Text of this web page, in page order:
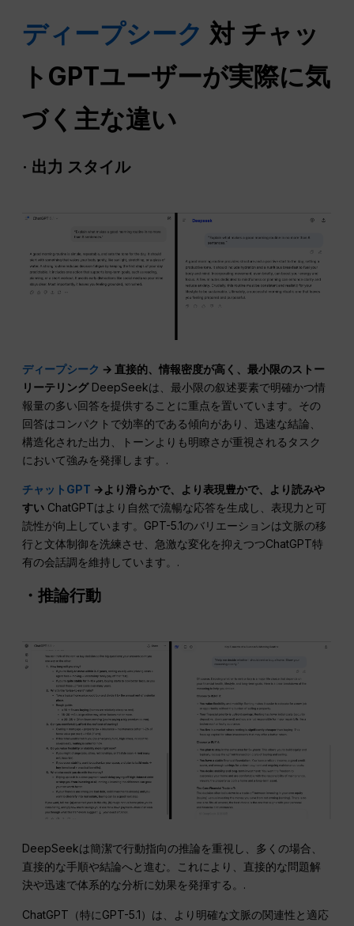
ディープシーク 対 チャッ
トGPTユーザーが実際に気
づく主な違い
· 出力 スタイル
ディープシーク → 直接的、情報密度が高く、最小限のストー
リーテリングDeepSeekは、最小限の叙述要素で明確かつ情
報量の多い回答を提供することに重点を置いています。その
回答はコンパクトで効率的である傾向があり、迅速な結論、
構造化された出力、トーンよりも明瞭さが重視されるタスク
において強みを発揮します。.
チャットGPT →より滑らかで、より表現豊かで、より読みや
すい ChatGPTはより自然で流暢な応答を生成し、表現力と可
読性が向上しています。GPT-5.1のバリエーションは文脈の移
行と文体制御を洗練させ、急激な変化を抑えつつChatGPT特
有の会話調を維持しています。.
・推論行動
DeepSeekは簡潔で行動指向の推論を重視し、多くの場合、
直接的な手順や結論へと進む。これにより、直接的な問題解
決や迅速で体系的な分析に効果を発揮する。.
ChatGPT（特にGPT-5.1）は、より明確な文脈の関連性と適応